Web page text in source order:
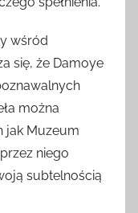
wśród
się, że Damoye
można
jak Muzeum
niego
subtelnością